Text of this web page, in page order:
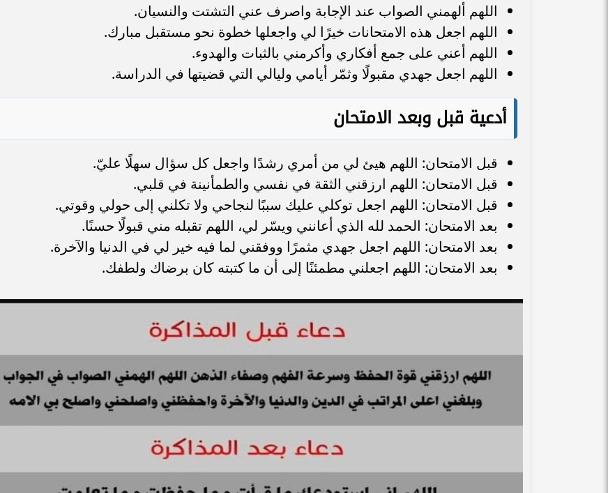
اللهم ألهمني الصواب عند الإجابة واصرف عني التشتت والنسيان.
اللهم اجعل هذه الامتحانات خيرًا لي واجعلها خطوة نحو مستقبل مبارك.
اللهم أعني على جمع أفكاري وأكرمني بالثبات والهدوء.
اللهم اجعل جهدي مقبولًا وثمّر أيامي وليالي التي قضيتها في الدراسة.
أدعية قبل وبعد الامتحان
قبل الامتحان: اللهم هيئ لي من أمري رشدًا واجعل كل سؤال سهلًا عليّ.
قبل الامتحان: اللهم ارزقني الثقة في نفسي والطمأنينة في قلبي.
قبل الامتحان: اللهم اجعل توكلي عليك سببًا لنجاحي ولا تكلني إلى حولي وقوتي.
بعد الامتحان: الحمد لله الذي أعانني ويسّر لي، اللهم تقبله مني قبولًا حسنًا.
بعد الامتحان: اللهم اجعل جهدي مثمرًا ووفقني لما فيه خير لي في الدنيا والآخرة.
بعد الامتحان: اللهم اجعلني مطمئنًا إلى أن ما كتبته كان برضاك ولطفك.